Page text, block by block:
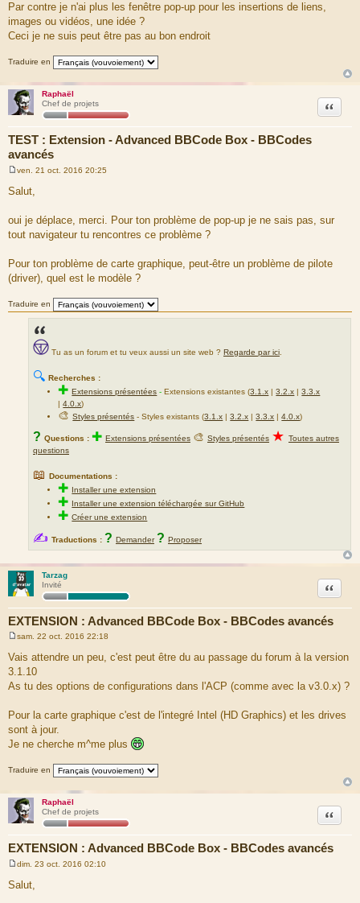
Par contre je n'ai plus les fenêtre pop-up pour les insertions de liens,
images ou vidéos, une idée ?
Ceci je ne suis peut être pas au bon endroit
Traduire en
Raphaël
Chef de projets
TEST : Extension - Advanced BBCode Box - BBCodes
avancés
Citation
e
s
a
g
e
ven. 21 oct. 2016 20:25
Salut,
oui je déplace, merci. Pour ton problème de pop-up je ne sais pas, sur
tout navigateur tu rencontres ce problème ?
Pour ton problème de carte graphique, peut-être un problème de pilote
(driver), quel est le modèle ?
Traduire en
Tu as un forum et tu veux aussi un site web ? Regarde par ici
🔍 Recherches :
✚Extensions présentées -Extensions existantes (3.1.x |3.2.x |3.3.x
|4.0.x)
🎨Styles présentés - Styles existants (3.1.x |3.2.x |3.3.x |4.0.x)
? Questions : ✚ Extensions présentées 🎨 Styles présentés ★ Toutes autres
questions
📖 Documentations :
✚ Installer une extension
✚ Installer une extension téléchargée sur GitHub
✚Créer une extension
✍ Traductions : ? Demander ? Proposer
Tarzag
Invité
EXTENSION : Advanced BBCode Box - BBCodes avancés
Citation
e
s
s
a
g
sam. 22 oct. 2016 22:18
Vais attendre un peu, c'est peut être du au passage du forum à la version
3.1.10
As tu des options de configurations dans l'ACP (comme avec la v3.0.x) ?
Pour la carte graphique c'est de l'integré Intel (HD Graphics) et les drives
sont à jour.
Je ne cherche m^me plus
Traduire en
Raphaël
Chef de projets
EXTENSION : Advanced BBCode Box - BBCodes avancés
Citation
e
s
dim. 23 oct. 2016 02:10
Salut,